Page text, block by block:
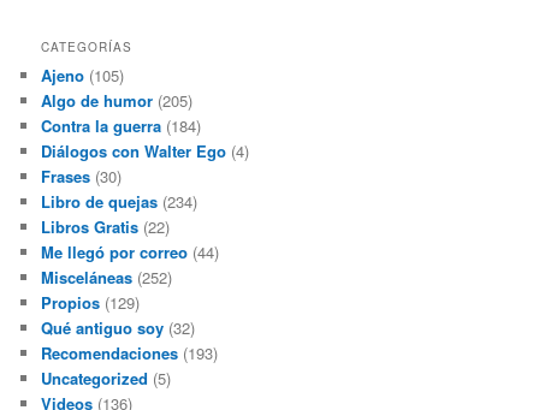
CATEGORÍAS
Ajeno (105)
Algo de humor (205)
Contra la guerra (184)
Diálogos con Walter Ego (4)
Frases (30)
Libro de quejas (234)
Libros Gratis (22)
Me llegó por correo (44)
Misceláneas (252)
Propios (129)
Qué antiguo soy (32)
Recomendaciones (193)
Uncategorized (5)
Videos (136)